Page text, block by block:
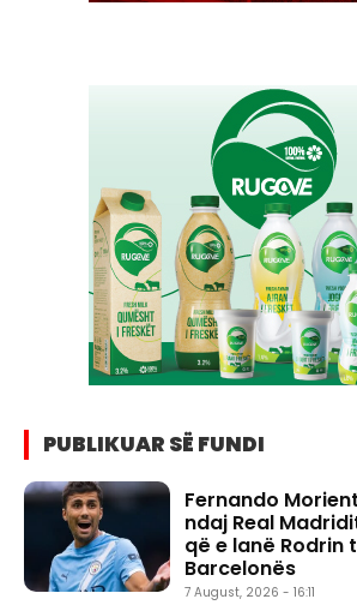
PUBLIKUAR SË FUNDI
Fernando
ndaj Real
që e lanë Rodrin
Barcelonës
7 August, 2026 - 16:11